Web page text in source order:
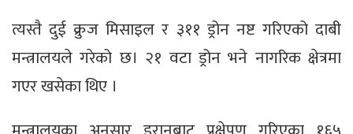
त्यस्तै दुई क्रुज मिसाइल र ३११ ड्रोन नष्ट गरिएको दाबी
मन्त्रालयले गरेको छ। २१ वटा ड्रोन भने नागरिक क्षेत्रमा
गएर खसेका थिए ।